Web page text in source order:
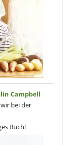
Campbell
bei der
Buch!